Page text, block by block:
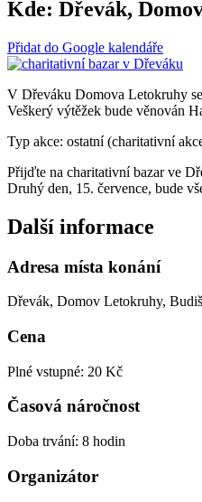
Kde: Dřevák,
Přidat do Google kalendáře
V Dřeváku Domova Letokruhy
Veškerý výtěžek bude věnován
Typ akce: ostatní (charitativní
Přijďte na charitativní bazar ve
Druhý den, 15. července, bude
Další informace
Adresa místa konání
Dřevák, Domov Letokruhy,
Cena
Plné vstupné: 20 Kč
Časová náročnost
Doba trvání: 8 hodin
Organizátor